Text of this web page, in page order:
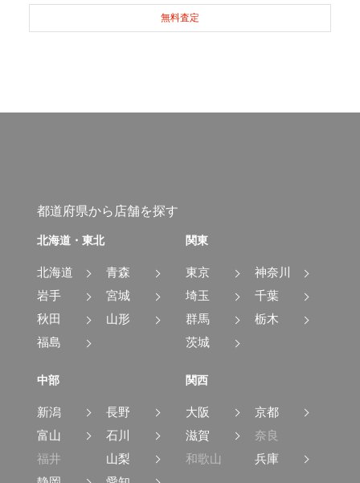
無料査定
都道府県から店舗を探す
北海道・東北
北海道
青森
岩手
宮城
秋田
山形
福島
関東
東京
神奈川
埼玉
千葉
群馬
栃木
茨城
中部
新潟
長野
富山
石川
福井
山梨
関西
大阪
京都
滋賀
奈良
和歌山
兵庫